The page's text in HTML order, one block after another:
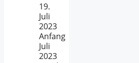
19.
Juli
2023
Anfang
Juli
2023